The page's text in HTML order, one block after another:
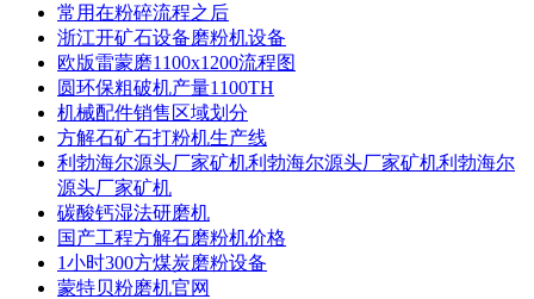
常用在粉碎流程之后
浙江开矿石设备磨粉机设备
欧版雷蒙磨1100x1200流程图
圆环保粗破机产量1100TH
机械配件销售区域划分
方解石矿石打粉机生产线
利勃海尔源头厂家矿机利勃海尔源头厂家矿机利勃海尔
源头厂家矿机
碳酸钙湿法研磨机
国产工程方解石磨粉机价格
1小时300方煤炭磨粉设备
蒙特贝粉磨机官网